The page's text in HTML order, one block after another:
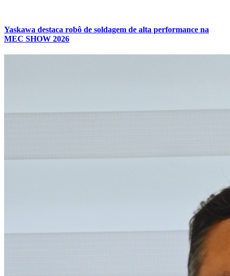
Yaskawa destaca robô de soldagem de alta performance na
MEC SHOW 2026